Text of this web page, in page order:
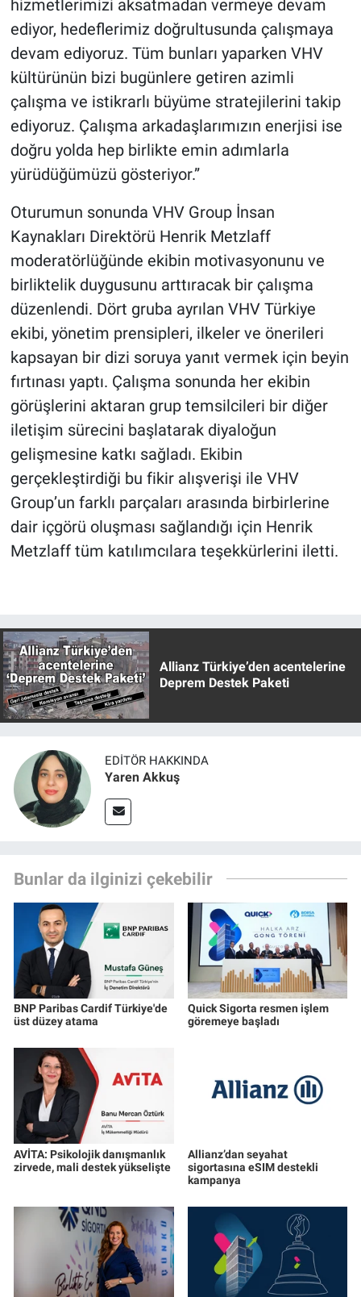
hizmetlerimizi aksatmadan vermeye devam
ediyor, hedeflerimiz doğrultusunda çalışmaya
devam ediyoruz. Tüm bunları yaparken VHV
kültürünün bizi bugünlere getiren azimli
çalışma ve istikrarlı büyüme stratejilerini takip
ediyoruz. Çalışma arkadaşlarımızın enerjisi ise
doğru yolda hep birlikte emin adımlarla
yürüdüğümüzü gösteriyor.”
Oturumun sonunda VHV Group İnsan
Kaynakları Direktörü Henrik Metzlaff
moderatörlüğünde ekibin motivasyonunu ve
birliktelik duygusunu arttıracak bir çalışma
düzenlendi. Dört gruba ayrılan VHV Türkiye
ekibi, yönetim prensipleri, ilkeler ve önerileri
kapsayan bir dizi soruya yanıt vermek için beyin
fırtınası yaptı. Çalışma sonunda her ekibin
görüşlerini aktaran grup temsilcileri bir diğer
iletişim sürecini başlatarak diyaloğun
gelişmesine katkı sağladı. Ekibin
gerçekleştirdiği bu fikir alışverişi ile VHV
Group’un farklı parçaları arasında birbirlerine
dair içgörü oluşması sağlandığı için Henrik
Metzlaff tüm katılımcılara teşekkürlerini iletti.
Allianz Türkiye’den acentelerine
Deprem Destek Paketi
EDITÖR HAKKINDA
Yaren Akkuş
Bunlar da ilginizi çekebilir
BNP Paribas Cardif Türkiye'de
üst düzey atama
Quick Sigorta resmen işlem
göremeye başladı
AVİTA: Psikolojik danışmanlık
zirvede, mali destek yükselişte
Allianz’dan seyahat
sigortasına eSIM destekli
kampanya